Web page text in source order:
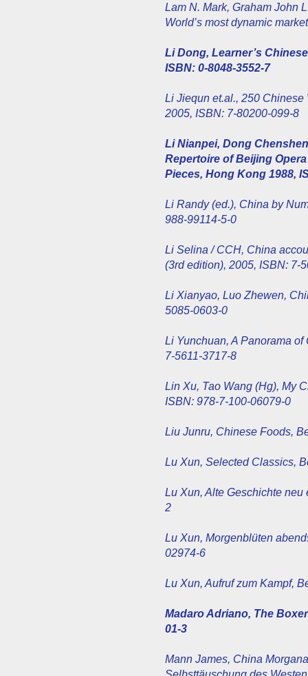
Lam N. Mark, Graham John
World’s most dynamic
Li Dong, Learner’s
ISBN: 0-8048-3552-7
Li Jiequn et.al., 250
2005, ISBN: 7-80200-099-8
Li Nianpei, Dong
Repertoire of Beijing
Pieces, Hong Kong 1988,
Li Randy (ed.), China by
988-99114-5-0
Li Selina / CCH, China
(3rd edition), 2005, ISBN: 7-
Li Xianyao, Luo Zhewen,
5085-0603-0
Li Yunchuan, A Panorama
7-5611-3717-8
Lin Xu, Tao Wang (Hg), My
ISBN: 978-7-100-06079-0
Liu Junru, Chinese Foods,
Lu Xun, Selected Classics,
Lu Xun, Alte Geschichte
2
Lu Xun, Morgenblüten
02974-6
Lu Xun, Aufruf zum Kampf,
Madaro Adriano, The
01-3
Mann James, China